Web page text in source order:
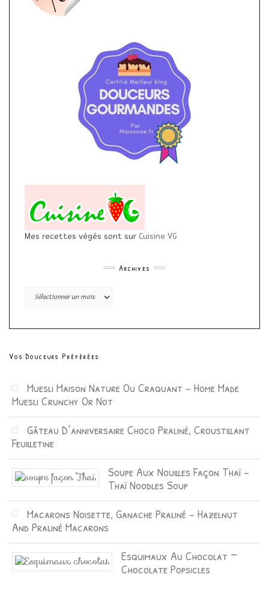
Mes recettes végés sont sur Cuisine VG
Archives
Archives
Vos Douceurs Préférées
Muesli Maison Nature Ou Craquant – Home Made
Muesli Crunchy Or Not
Gâteau D’anniversaire Choco Praliné, Croustillant
Feuilletine
Soupe Aux Nouilles Façon Thaï –
Thaï Noodles Soup
Macarons Noisette, Ganache Praliné – Hazelnut
And Praliné Macarons
Esquimaux Au Chocolat ~
Chocolate Popsicles